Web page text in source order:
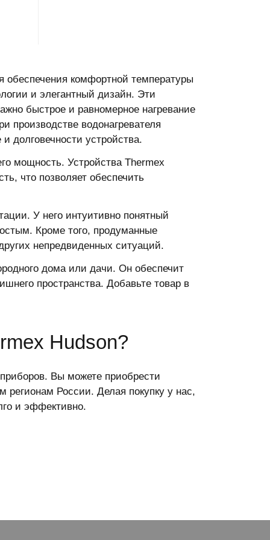
обеспечения комфортной температуры
и элегантный дизайн. Эти
быстрое и равномерное нагревание
производстве водонагревателя
долговечности устройства.
мощность. Устройства Thermex
что позволяет обеспечить
У него интуитивно понятный
Кроме того, продуманные
непредвиденных ситуаций.
дома или дачи. Он обеспечит
пространства. Добавьте товар в
Hudson?
Вы можете приобрести
регионам России. Делая покупку у нас,
и эффективно.